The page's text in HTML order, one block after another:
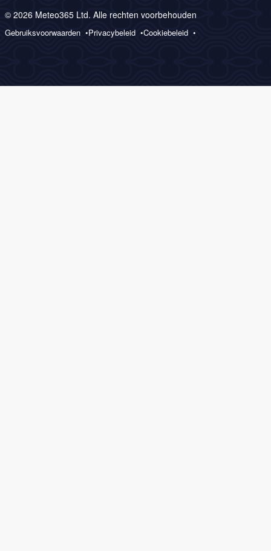
© 2026 Meteo365 Ltd. Alle rechten voorbehouden
Gebruiksvoorwaarden Privacybeleid Cookiebeleid